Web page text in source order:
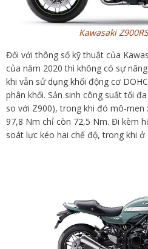
Kawasaki
Đối với thông số kỹ thuật của
của năm 2020 thì không có sự
khi vẫn sử dụng khối động cơ
phân khối. Sản sinh công suất tối
so với Z900), trong khi đó mô-
97,8 Nm chỉ còn 72,5 Nm. Đi kèm
soát lực kéo hai chế độ, trong khi ở